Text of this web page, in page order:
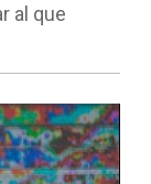
al que